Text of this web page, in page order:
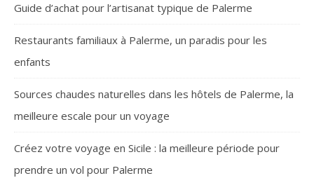
Guide d’achat pour l’artisanat typique de Palerme
Restaurants familiaux à Palerme, un paradis pour les
enfants
Sources chaudes naturelles dans les hôtels de Palerme, la
meilleure escale pour un voyage
Créez votre voyage en Sicile : la meilleure période pour
prendre un vol pour Palerme